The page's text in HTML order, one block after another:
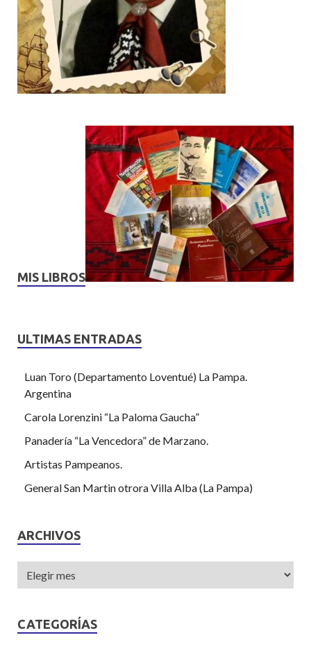
MIS LIBROS
ULTIMAS ENTRADAS
Luan Toro (Departamento Loventué) La Pampa.
Argentina
Carola Lorenzini “La Paloma Gaucha”
Panadería “La Vencedora” de Marzano.
Artistas Pampeanos.
General San Martin otrora Villa Alba (La Pampa)
ARCHIVOS
CATEGORÍAS